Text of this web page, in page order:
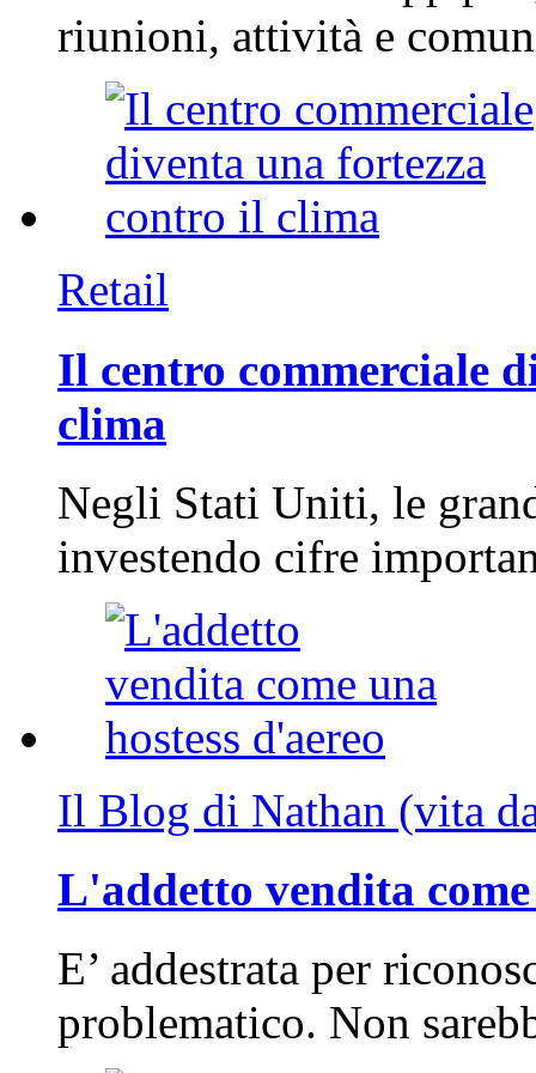
riunioni, attività e
Retail
Il centro commerciale
clima
Negli Stati Uniti, le
investendo cifre
Il Blog di Nathan (vita
L'addetto vendita
E’ addestrata per
problematico. Non